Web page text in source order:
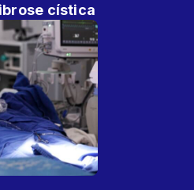
cística